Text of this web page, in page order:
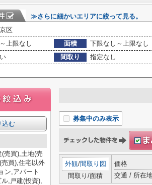
≫さらに細かいエリアに絞って見る。
区
上限なし 面積 下限なし～上限なし
間取り
指定なし
募集中のみ表示
外観/間取り図
間取り/面積
価格
交通 / 所在
込む
売買),土地(売
買),住宅以外
ン,アパート
,戸建(投資),